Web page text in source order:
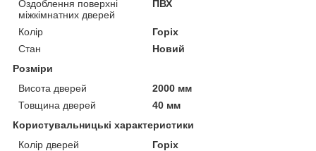
Оздоблення поверхні
міжкімнатних дверей
ПВХ
Колір
Горіх
Стан
Новий
Розміри
Висота дверей
2000 мм
Товщина дверей
40 мм
Користувальницькі характеристики
Колір дверей
Горіх